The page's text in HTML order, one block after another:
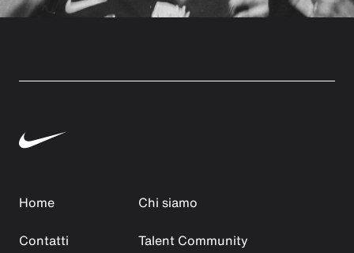
Home
Chi siamo
Contatti
Talent Community